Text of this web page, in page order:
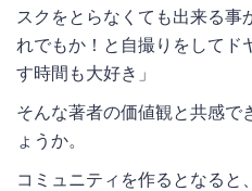
スクをとらなくても出来る事
れでもか！と自撮りをしてド
す時間も大好き」
そんな著者の価値観と共感で
ょうか。
コミュニティを作るとなる